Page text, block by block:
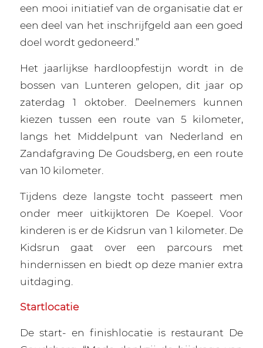
een mooi initiatief van de organisatie dat er
een deel van het inschrijfgeld aan een goed
doel wordt gedoneerd.”
Het jaarlijkse hardloopfestijn wordt in de
bossen van Lunteren gelopen, dit jaar op
zaterdag 1 oktober. Deelnemers kunnen
kiezen tussen een route van 5 kilometer,
langs het Middelpunt van Nederland en
Zandafgraving De Goudsberg, en een route
van 10 kilometer.
Tijdens deze langste tocht passeert men
onder meer uitkijktoren De Koepel. Voor
kinderen is er de Kidsrun van 1 kilometer. De
Kidsrun gaat over een parcours met
hindernissen en biedt op deze manier extra
uitdaging.
Startlocatie
De start- en finishlocatie is restaurant De